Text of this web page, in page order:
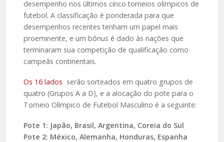
desempenho nos últimos cinco torneios olímpicos de
futebol. A classificação é ponderada para que
desempenhos recentes tenham um papel mais
proeminente, e um bônus é dado às nações que
terminaram sua competição de qualificação como
campeãs continentais.
Os 16 lados serão sorteados em quatro grupos de
quatro (Grupos A a D), e a alocação do pote para o
Torneio Olímpico de Futebol Masculino é a seguinte:
Pote 1: Japão, Brasil, Argentina, Coreia do Sul
Pote 2: México, Alemanha, Honduras, Espanha